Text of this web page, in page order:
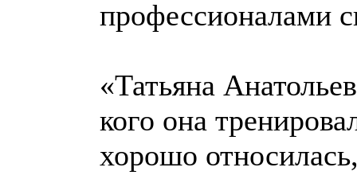
профессионалами
«Татьяна
кого она
хорошо